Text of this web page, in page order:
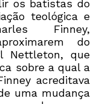
os batistas do
teológica e
Finney,
do
Nettleton, que
sobre a qual a
acreditava
uma mudança